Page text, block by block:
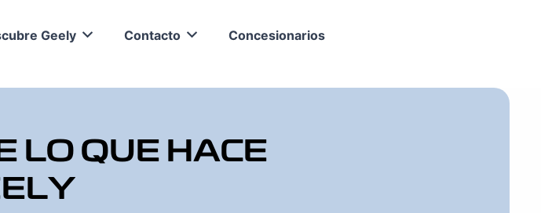
Geely Contacto Concesionarios
LO QUE HACE